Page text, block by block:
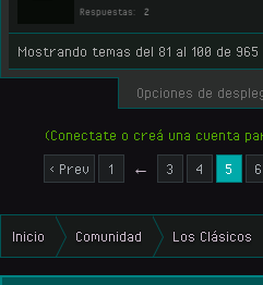
Respuestas: 2
Mostrando temas del 81 al 100 de 965
Opciones de
(Conectate o creá una cuenta
< Prev
1 ← 3 4 5 6
Inicio Comunidad Los Clásicos